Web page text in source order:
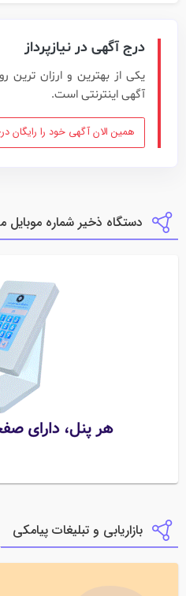
درج آگهی در نیازپرداز
یکی از بهترین و ارزان ترین
آگهی اینترنتی است.
همین الان آگهی خود را رایگان
دستگاه ذخیر شماره
بازاریابی و تبلیغات پیامکی